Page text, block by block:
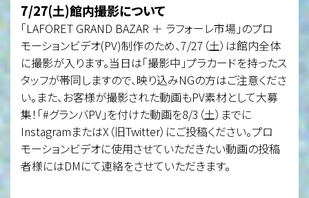
7/27(土)館内撮影について
「LAFORET GRAND BAZAR ＋ ラフォーレ市場」のプロ
モーションビデオ(PV)制作のため、7/27（土）は館内全体
に撮影が入ります。当日は「撮影中」プラカードを持ったス
タッフが帯同しますので、映り込みNGの方はご注意くださ
い。また、お客様が撮影された動画もPV素材として大募
集！「#グランバPV」を付けた動画を8/3（土）までに
InstagramまたはX（旧Twitter）にご投稿ください。プロ
モーションビデオに使用させていただきたい動画の投稿
者様にはDMにて連絡をさせていただきます。